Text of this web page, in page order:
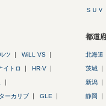
ＳＵ
ツ WiLL VS
イトロ HR-V
ーカリブ GLE
都道
北海道
茨城
新潟
静岡